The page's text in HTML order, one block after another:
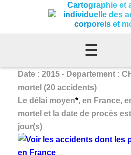
Cartographie et
individuelle des
corporels et
☰
Date : 2015 - Departement :
mortel (20 accidents)
Le délai moyen*, en France,
mortel et la date de procès
jour(s)